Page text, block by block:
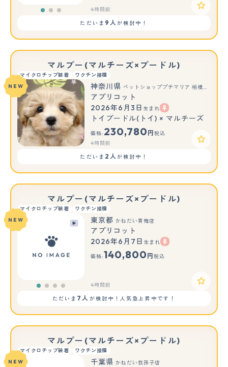
4時間前
ただいま 9人が検討中！
マルプー(マルチーズ×プードル)
マイクロチップ装着
ワクチン接種
NEW
神奈川県 ペットショッププチマリア 相模原店
アプリコット
2026年6月3日 生まれ
トイプードル(トイ) × マルチーズ
価格: 230,780 円 税込
4時間前
ただいま 2人が検討中！
マルプー(マルチーズ×プードル)
マイクロチップ装着
ワクチン接種
NEW
東京都 かねだい青梅店
アプリコット
2026年6月7日 生まれ
価格:140,800 円 税込
4時間前
ただいま 7人 が検討中！人気急上昇中です！
マルプー(マルチーズ×プードル)
マイクロチップ装着
ワクチン接種
NEW
千葉県 かねだい我孫子店